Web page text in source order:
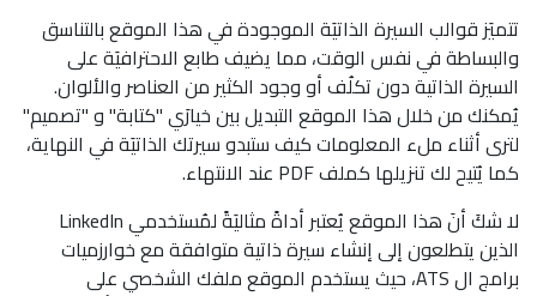
تتميَز قوالب السيرة الذاتيَة الموجودة في هذا الموقع بالتناسق
والبساطة في نفس الوقت، مما يضيف طابع الاحترافيَة على
السيرة الذاتية دون تكلُف أو وجود الكثير من العناصر والألوان.
يُمكنك من خلال هذا الموقع التبديل بين خيارَي "كتابة" و "تصميم"
لترى أثناء ملء المعلومات كيف ستبدو سيرتك الذاتيَة في النهاية،
كما يُتيح لك تنزيلها كملف PDF عند الانتهاء.
لا شكَ أنَ هذا الموقع يُعتبر أداةً مثاليَةً لمُستخدمي LinkedIn
الذين يتطلعون إلى إنشاء سيرة ذاتية متوافقة مع خوارزميات
برامج ال ATS، حيث يستخدم الموقع ملفك الشخصي على